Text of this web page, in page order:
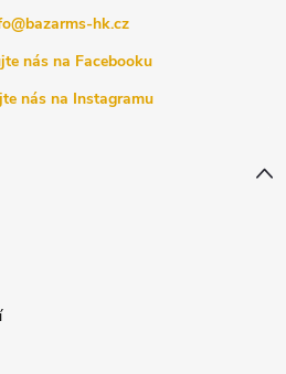
@bazarms-hk.cz
nás na Facebooku
nás na Instagramu